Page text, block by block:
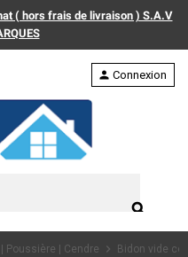
( hors frais de livraison ) S.A.V
search
person Connexion
Poussière | Cendre chevron_right Bidon vide